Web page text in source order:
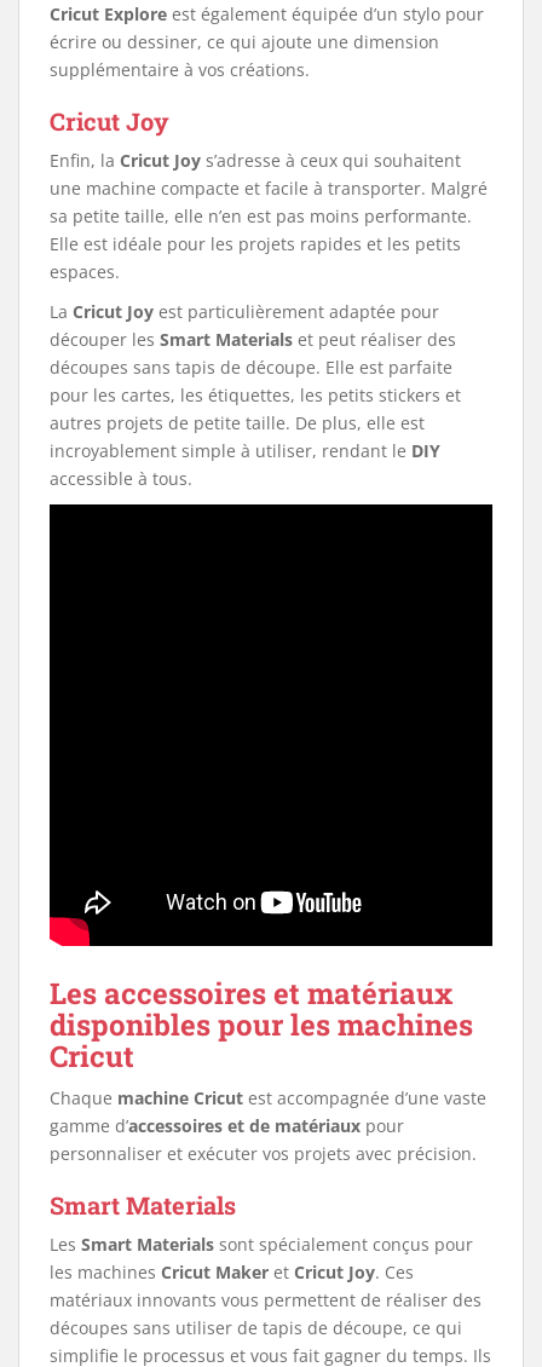
Cricut Explore est également équipée d’un stylo pour
écrire ou dessiner, ce qui ajoute une dimension
supplémentaire à vos créations.
Cricut Joy
Enfin, la Cricut Joy s’adresse à ceux qui souhaitent
une machine compacte et facile à transporter. Malgré
sa petite taille, elle n’en est pas moins performante.
Elle est idéale pour les projets rapides et les petits
espaces.
La Cricut Joy est particulièrement adaptée pour
découper les Smart Materials et peut réaliser des
découpes sans tapis de découpe. Elle est parfaite
pour les cartes, les étiquettes, les petits stickers et
autres projets de petite taille. De plus, elle est
incroyablement simple à utiliser, rendant le DIY
accessible à tous.
Les accessoires et matériaux
disponibles pour les machines
Cricut
Chaque machine Cricut est accompagnée d’une vaste
gamme d’accessoires et de matériaux pour
personnaliser et exécuter vos projets avec précision.
Smart Materials
Les Smart Materials sont spécialement conçus pour
les machines Cricut Maker et Cricut Joy. Ces
matériaux innovants vous permettent de réaliser des
découpes sans utiliser de tapis de découpe, ce qui
simplifie le processus et vous fait gagner du temps. Ils